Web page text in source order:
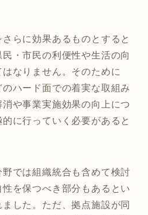
らに効果あるものとすると
・市民の利便性や生活の向
はなりません。そのために
ハード面での着実な取組み
や事業実施効果の向上につ
に行っていく必要があると
では組織統合も含めて検討
を保つべき部分もあるとい
した。ただ、拠点施設が同